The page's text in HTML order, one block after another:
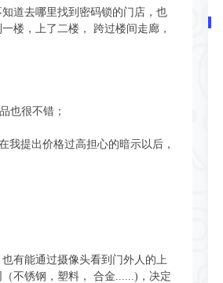
道去哪里找到密码锁的门店，也
楼，上了二楼， 跨过楼间走廊，
也很不错；
我提出价格过高担心的暗示以后，
有能通过摄像头看到门外人的上
不锈钢，塑料， 合金......)，决定